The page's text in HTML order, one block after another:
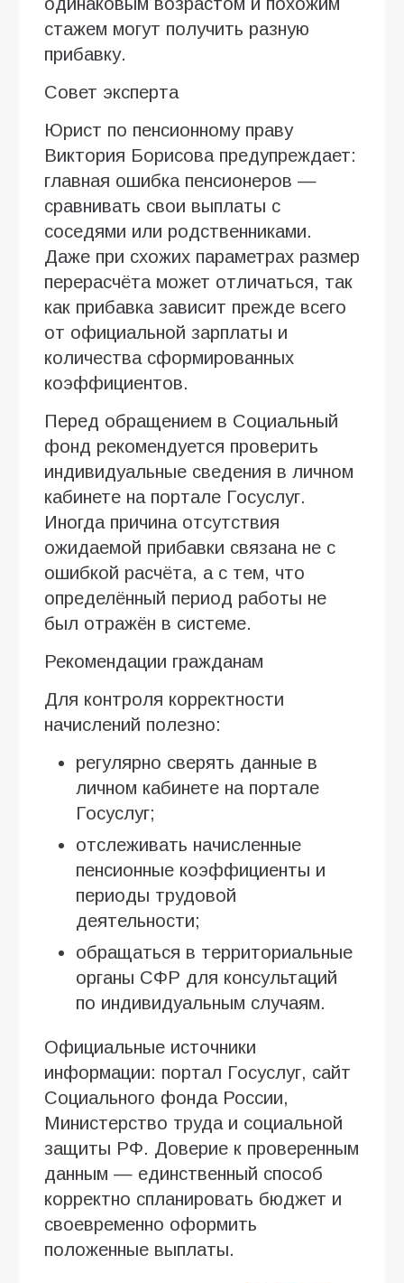
стажем могут получить разную
прибавку.
Совет эксперта
Юрист по пенсионному праву
Виктория Борисова предупреждает:
главная ошибка пенсионеров —
сравнивать свои выплаты с
соседями или родственниками.
Даже при схожих параметрах размер
перерасчёта может отличаться, так
как прибавка зависит прежде всего
от официальной зарплаты и
количества сформированных
коэффициентов.
Перед обращением в Социальный
фонд рекомендуется проверить
индивидуальные сведения в личном
кабинете на портале Госуслуг.
Иногда причина отсутствия
ожидаемой прибавки связана не с
ошибкой расчёта, а с тем, что
определённый период работы не
был отражён в системе.
Рекомендации гражданам
Для контроля корректности
начислений полезно:
регулярно сверять данные в
личном кабинете на портале
Госуслуг;
отслеживать начисленные
пенсионные коэффициенты и
периоды трудовой
деятельности;
обращаться в территориальные
органы СФР для консультаций
по индивидуальным случаям.
Официальные источники
информации: портал Госуслуг, сайт
Социального фонда России,
Министерство труда и социальной
защиты РФ. Доверие к проверенным
данным — единственный способ
корректно спланировать бюджет и
своевременно оформить
положенные выплаты.